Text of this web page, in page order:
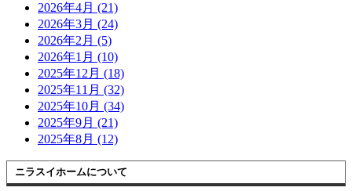
2026年4月 (21)
2026年3月 (24)
2026年2月 (5)
2026年1月 (10)
2025年12月 (18)
2025年11月 (32)
2025年10月 (34)
2025年9月 (21)
2025年8月 (12)
ニラスイホームについて